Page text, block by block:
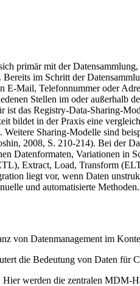
primär mit der
Bereits im Schritt der
E-Mail, Telefonnummer oder
Stellen im oder außerhalb
das Registry-Data-Sharing-
bildet in der Praxis eine
Weitere Sharing-Modelle sind
2008, S. 210-214). Bei der
Datenformaten, Variationen
Extract, Load, Transform
liegt vor, wenn Daten
und automatisierte
von Datenmanagement im
die Bedeutung von Daten für
Hier werden die zentralen MDM-